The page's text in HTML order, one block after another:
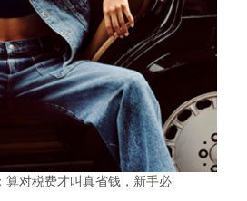
算对税费才叫真省钱，新手必